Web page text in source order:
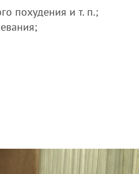
похудения и т. п.;